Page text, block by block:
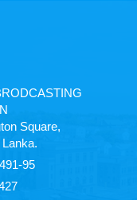
Square,
95